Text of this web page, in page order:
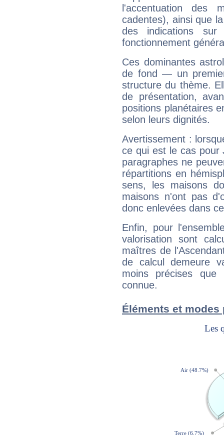
l'accentuation des
cadentes), ainsi que
des indications sur
fonctionnement
Ces dominantes
de fond — un
structure du thème.
de présentation,
positions planétaires
selon leurs dignités.
Avertissement :
ce qui est le cas pour
paragraphes ne
répartitions en
sens, les maisons
maisons n'ont pas
donc enlevées dans
Enfin, pour
valorisation sont
maîtres de
de calcul demeure
moins précises que
connue.
Éléments et